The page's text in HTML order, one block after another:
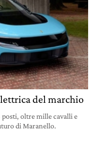
del marchio
posti, oltre mille cavalli e
di Maranello.